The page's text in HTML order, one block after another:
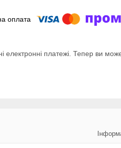
електронні платежі. Тепер ви